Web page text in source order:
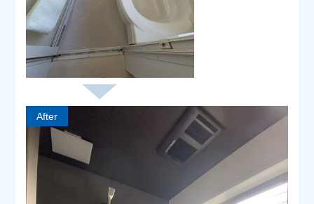
After